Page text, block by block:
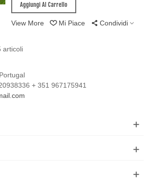
Aggiungi Al Carrello
View More Mi Piace Condividi
articoli
+ 351 967175941